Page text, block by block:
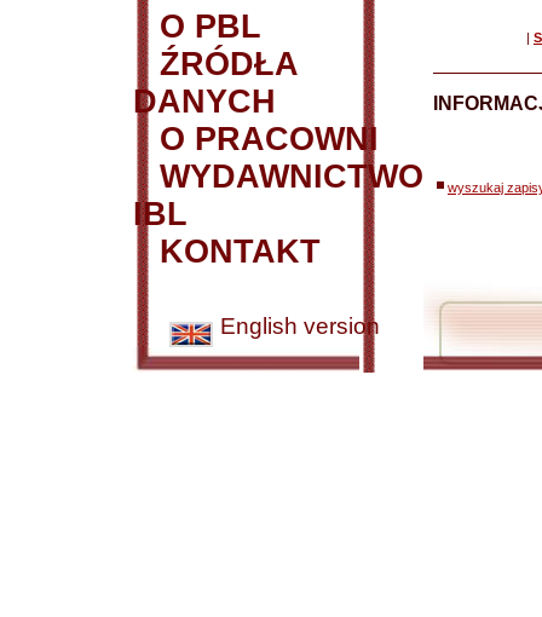
O PBL
ŹRÓDŁA
DANYCH
O PRACOWNI
WYDAWNICTWO
IBL
KONTAKT
English version
|
wyszukaj